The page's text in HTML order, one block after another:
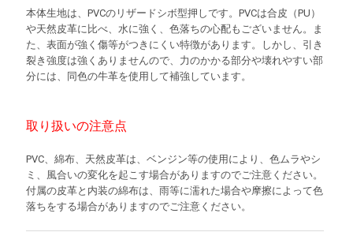
本体生地は、PVCのリザードシボ型押しです。PVCは合皮（PU）
や天然皮革に比べ、水に強く、色落ちの心配もございません。ま
た、表面が強く傷等がつきにくい特徴があります。しかし、引き
裂き強度は強くありませんので、力のかかる部分や壊れやすい部
分には、同色の牛革を使用して補強しています。
取り扱いの注意点
PVC、綿布、天然皮革は、ベンジン等の使用により、色ムラやシ
ミ、風合いの変化を起こす場合がありますのでご注意ください。
付属の皮革と内装の綿布は、雨等に濡れた場合や摩擦によって色
落ちをする場合がありますのでご注意ください。